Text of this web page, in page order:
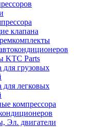
клапана
KTC Parts
для грузовых
для легковых
компрессора
Эл. двигатели